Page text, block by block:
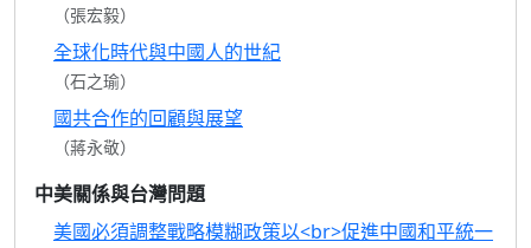
（張宏毅）
全球化時代與中國人的世紀
（石之瑜）
國共合作的回顧與展望
（蔣永敬）
中美關係與台灣問題
美國必須調整戰略模糊政策以<br>促進中國和平統一